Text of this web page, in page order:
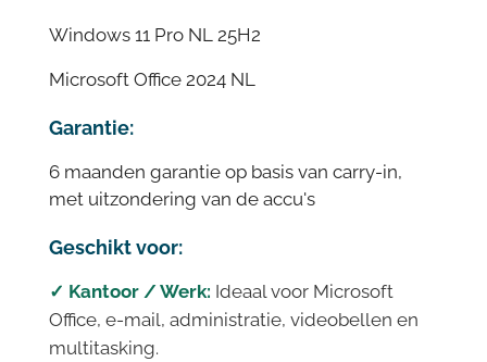
Windows 11 Pro NL 25H2
Microsoft Office 2024 NL
Garantie:
6 maanden garantie op basis van carry-in,
met uitzondering van de accu's
Geschikt voor:
✓ Kantoor / Werk: Ideaal voor Microsoft
Office, e-mail, administratie, videobellen en
multitasking.